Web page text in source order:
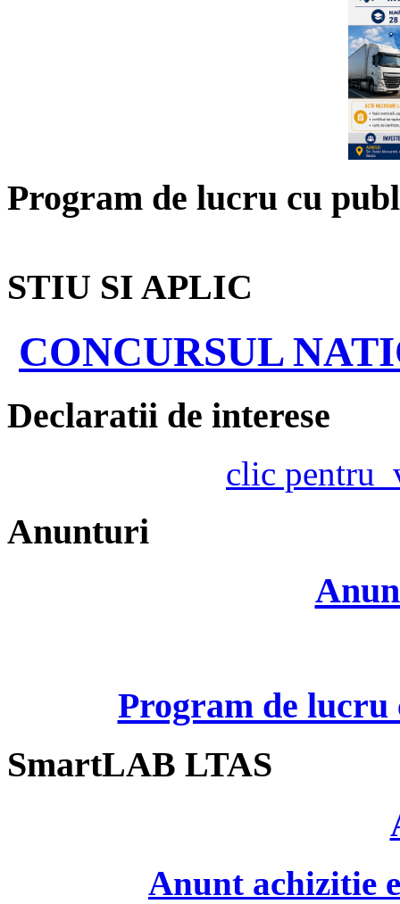
Program de lucru cu
STIU SI APLIC
CONCURSUL
Declaratii de interese
clic pentru
Anunturi
Program de
SmartLAB LTAS
Anunt achizitie